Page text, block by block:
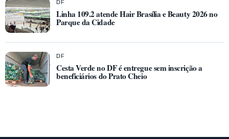
DF
Linha 109.2 atende Hair Brasília e Beauty 2026 no
Parque da Cidade
DF
Cesta Verde no DF é entregue sem inscrição a
beneficiários do Prato Cheio